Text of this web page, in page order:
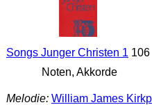
Songs Junger Christen 1 106
Noten, Akkorde
Melodie: William James